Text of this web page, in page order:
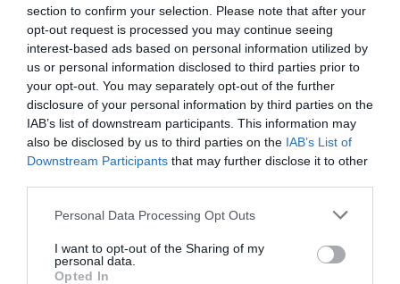
section to confirm your selection. Please note that after your
opt-out request is processed you may continue seeing
interest-based ads based on personal information utilized by
us or personal information disclosed to third parties prior to
your opt-out. You may separately opt-out of the further
disclosure of your personal information by third parties on the
IAB’s list of downstream participants. This information may
also be disclosed by us to third parties on the IAB’s List of
Downstream Participants that may further disclose it to other
Personal Data Processing Opt Outs
I want to opt-out of the Sharing of my
personal data.
Opted In
DERNIERS COMMENTAIRES
a commenté l'article :
Contrôles aux frontières entre l’Espagne et l’Italie : des
arrivées plus longues, des correspondances à risque
Manfoua commenté l'article :
Pyramides, croisières et mer Rouge : l’Égypte mise sur